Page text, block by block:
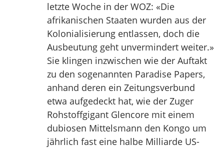
letzte Woche in der WOZ: «Die
afrikanischen Staaten wurden aus der
Kolonialisierung entlassen, doch die
Ausbeutung geht unvermindert weiter.»
Sie klingen inzwischen wie der Auftakt
zu den sogenannten Paradise Papers,
anhand deren ein Zeitungsverbund
etwa aufgedeckt hat, wie der Zuger
Rohstoffgigant Glencore mit einem
dubiosen Mittelsmann den Kongo um
jährlich fast eine halbe Milliarde US-